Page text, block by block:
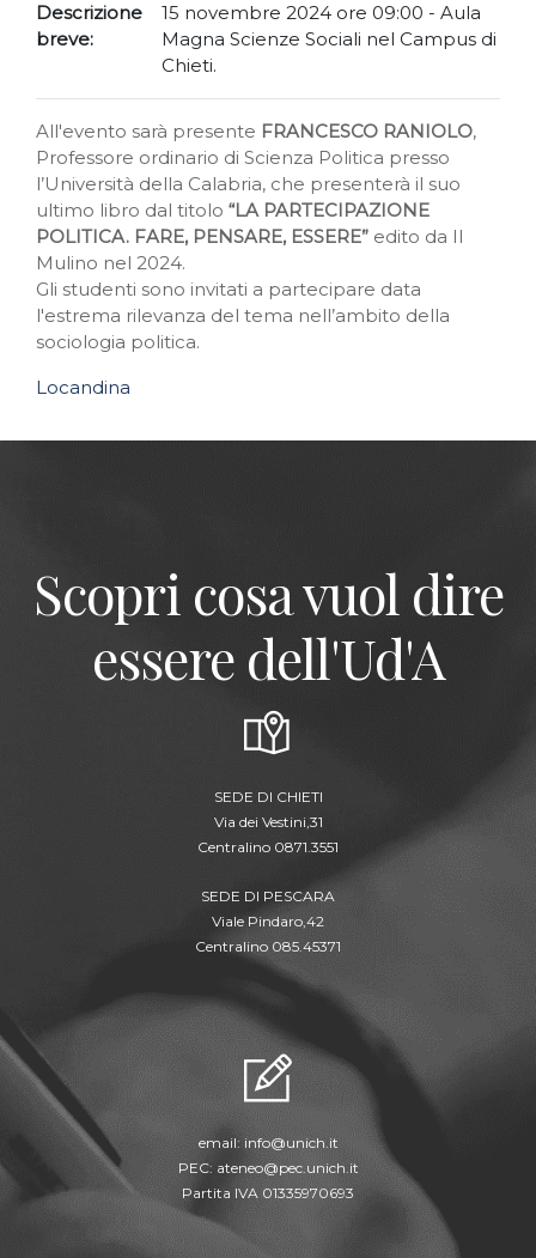
Descrizione
breve:
15 novembre 2024 ore 09:00 - Aula
Magna Scienze Sociali nel Campus di
Chieti.
All'evento sarà presente FRANCESCO RANIOLO,
Professore ordinario di Scienza Politica presso
l’Università della Calabria, che presenterà il suo
ultimo libro dal titolo “LA PARTECIPAZIONE
POLITICA. FARE, PENSARE, ESSERE” edito da Il
Mulino nel 2024.
Gli studenti sono invitati a partecipare data
l'estrema rilevanza del tema nell’ambito della
sociologia politica.
Locandina
Scopri cosa vuol dire
essere dell'Ud'A
SEDE DI CHIETI
Via dei Vestini,31
Centralino 0871.3551
SEDE DI PESCARA
Viale Pindaro,42
Centralino 085.45371
email: info@unich.it
PEC: ateneo@pec.unich.it
Partita IVA 01335970693